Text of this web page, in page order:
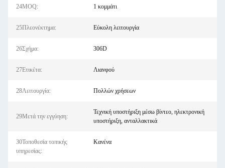
24MOQ: 1 κομμάτι
25Πλεονέκτημα: Εύκολη λειτουργία
26Σχήμα: 306D
27Ετικέτα: Λιανφού
28Λειτουργία: Πολλών χρήσεων
29Μετά την εγγύηση:
Τεχνική υποστήριξη μέσω βίντεο, ηλεκτρονική
υποστήριξη, ανταλλακτικά
30Τοποθεσία τοπικής
υπηρεσίας:
Κανένα